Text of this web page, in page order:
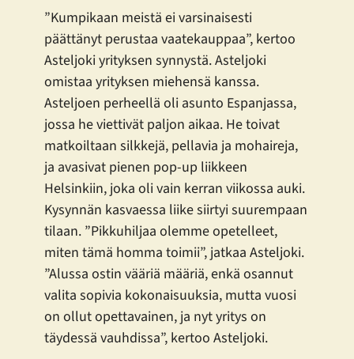
”Kumpikaan meistä ei varsinaisesti
päättänyt perustaa vaatekauppaa”, kertoo
Asteljoki yrityksen synnystä. Asteljoki
omistaa yrityksen miehensä kanssa.
Asteljoen perheellä oli asunto Espanjassa,
jossa he viettivät paljon aikaa. He toivat
matkoiltaan silkkejä, pellavia ja mohaireja,
ja avasivat pienen pop-up liikkeen
Helsinkiin, joka oli vain kerran viikossa auki.
Kysynnän kasvaessa liike siirtyi suurempaan
tilaan. ”Pikkuhiljaa olemme opetelleet,
miten tämä homma toimii”, jatkaa Asteljoki.
”Alussa ostin vääriä määriä, enkä osannut
valita sopivia kokonaisuuksia, mutta vuosi
on ollut opettavainen, ja nyt yritys on
täydessä vauhdissa”, kertoo Asteljoki.